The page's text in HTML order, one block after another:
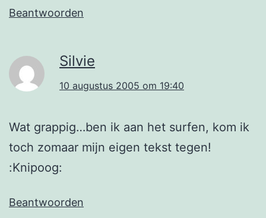
Beantwoorden
Silvie
10 augustus 2005 om 19:40
Wat grappig…ben ik aan het surfen, kom ik
toch zomaar mijn eigen tekst tegen!
:Knipoog:
Beantwoorden